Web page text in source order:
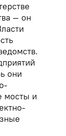
— он
они
мосты и